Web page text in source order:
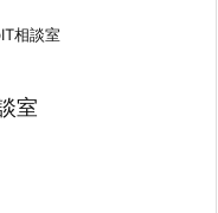
相談室
室